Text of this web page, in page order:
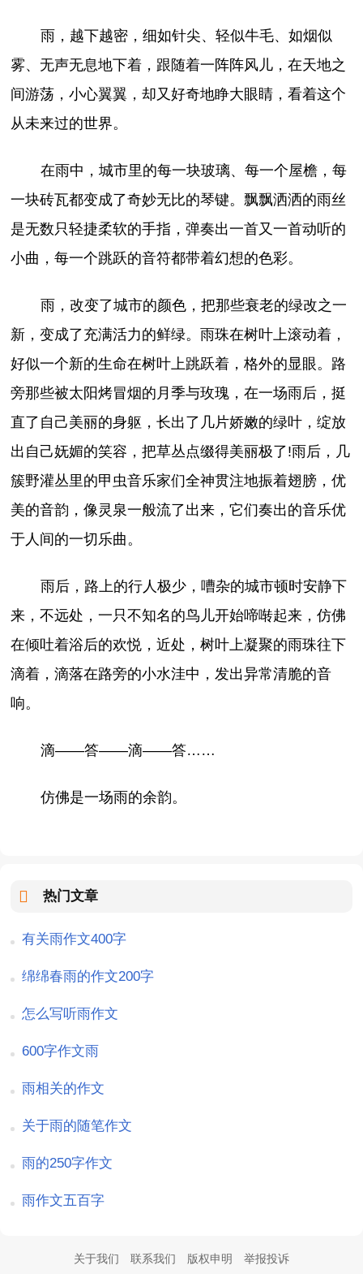
雨，越下越密，细如针尖、轻似牛毛、如烟似
雾、无声无息地下着，跟随着一阵阵风儿，在天地之
间游荡，小心翼翼，却又好奇地睁大眼睛，看着这个
从未来过的世界。
在雨中，城市里的每一块玻璃、每一个屋檐，每
一块砖瓦都变成了奇妙无比的琴键。飘飘洒洒的雨丝
是无数只轻捷柔软的手指，弹奏出一首又一首动听的
小曲，每一个跳跃的音符都带着幻想的色彩。
雨，改变了城市的颜色，把那些衰老的绿改之一
新，变成了充满活力的鲜绿。雨珠在树叶上滚动着，
好似一个新的生命在树叶上跳跃着，格外的显眼。路
旁那些被太阳烤冒烟的月季与玫瑰，在一场雨后，挺
直了自己美丽的身躯，长出了几片娇嫩的绿叶，绽放
出自己妩媚的笑容，把草丛点缀得美丽极了!雨后，几
簇野灌丛里的甲虫音乐家们全神贯注地振着翅膀，优
美的音韵，像灵泉一般流了出来，它们奏出的音乐优
于人间的一切乐曲。
雨后，路上的行人极少，嘈杂的城市顿时安静下
来，不远处，一只不知名的鸟儿开始啼啭起来，仿佛
在倾吐着浴后的欢悦，近处，树叶上凝聚的雨珠往下
滴着，滴落在路旁的小水洼中，发出异常清脆的音
响。
滴——答——滴——答……
仿佛是一场雨的余韵。
热门文章
有关雨作文400字
绵绵春雨的作文200字
怎么写听雨作文
600字作文雨
雨相关的作文
关于雨的随笔作文
雨的250字作文
雨作文五百字
关于我们 联系我们 版权申明 举报投诉